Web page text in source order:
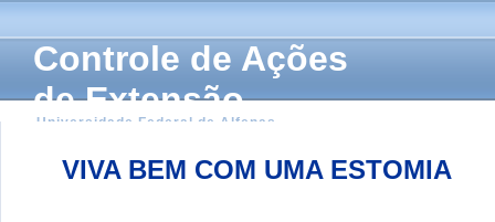
Controle de Ações
de Extensão
Universidade Federal de Alfenas
VIVA BEM COM UMA ESTOMIA